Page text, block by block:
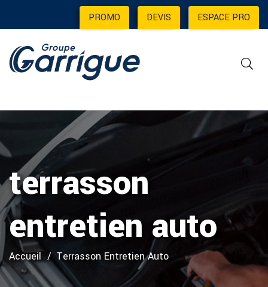
PROMO | DEVIS | ESPACE PRO
terrasson
entretien auto
Accueil Terrasson Entretien Auto